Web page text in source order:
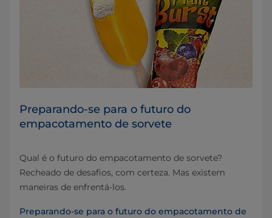
Preparando-se para o futuro do
empacotamento de sorvete
Qual é o futuro do empacotamento de sorvete?
Recheado de desafios, com certeza. Mas existem
maneiras de enfrentá-los.
Preparando-se para o futuro do empacotamento de